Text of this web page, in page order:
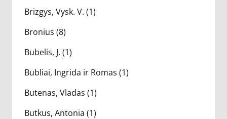
Brizgys, Vysk. V. (1)
Bronius (8)
Bubelis, J. (1)
Bubliai, Ingrida ir Romas (1)
Butenas, Vladas (1)
Butkus, Antonia (1)